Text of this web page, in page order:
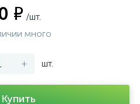
₽ /шт.
много
+ шт.
Купить